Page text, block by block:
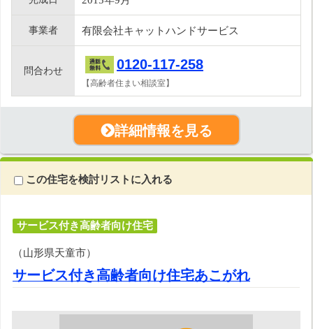
事業者 有限会社キャットハンドサービス
問合わせ 0120-117-258
【高齢者住まい相談室】
詳細情報を見る
この住宅を検討リストに入れる
サービス付き高齢者向け住宅
（山形県天童市）
サービス付き高齢者向け住宅あこがれ